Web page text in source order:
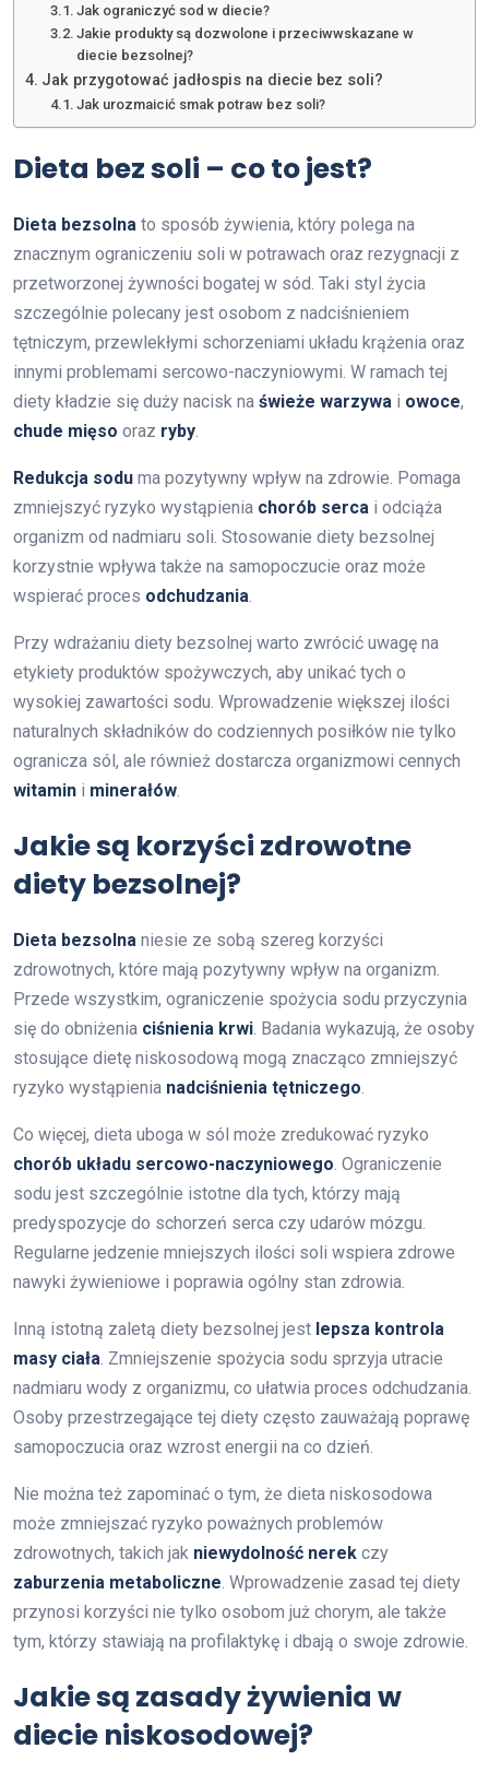
Jak ograniczyć sod w diecie?
Jakie produkty są dozwolone i przeciwwskazane w
diecie bezsolnej?
Jak przygotować jadłospis na diecie bez soli?
Jak urozmaicić smak potraw bez soli?
Dieta bez soli – co to jest?
Dieta bezsolna to sposób żywienia, który polega na
znacznym ograniczeniu soli w potrawach oraz rezygnacji z
przetworzonej żywności bogatej w sód. Taki styl życia
szczególnie polecany jest osobom z nadciśnieniem
tętniczym, przewlekłymi schorzeniami układu krążenia oraz
innymi problemami sercowo-naczyniowymi. W ramach tej
diety kładzie się duży nacisk na świeże warzywa i owoce,
chude mięso oraz ryby.
Redukcja sodu ma pozytywny wpływ na zdrowie. Pomaga
zmniejszyć ryzyko wystąpienia chorób serca i odciąża
organizm od nadmiaru soli. Stosowanie diety bezsolnej
korzystnie wpływa także na samopoczucie oraz może
wspierać proces odchudzania.
Przy wdrażaniu diety bezsolnej warto zwrócić uwagę na
etykiety produktów spożywczych, aby unikać tych o
wysokiej zawartości sodu. Wprowadzenie większej ilości
naturalnych składników do codziennych posiłków nie tylko
ogranicza sól, ale również dostarcza organizmowi cennych
witamin i minerałów.
Jakie są korzyści zdrowotne
diety bezsolnej?
Dieta bezsolna niesie ze sobą szereg korzyści
zdrowotnych, które mają pozytywny wpływ na organizm.
Przede wszystkim, ograniczenie spożycia sodu przyczynia
się do obniżenia ciśnienia krwi. Badania wykazują, że osoby
stosujące dietę niskosodową mogą znacząco zmniejszyć
ryzyko wystąpienia nadciśnienia tętniczego.
Co więcej, dieta uboga w sól może zredukować ryzyko
chorób układu sercowo-naczyniowego. Ograniczenie
sodu jest szczególnie istotne dla tych, którzy mają
predyspozycje do schorzeń serca czy udarów mózgu.
Regularne jedzenie mniejszych ilości soli wspiera zdrowe
nawyki żywieniowe i poprawia ogólny stan zdrowia.
Inną istotną zaletą diety bezsolnej jest lepsza kontrola
masy ciała. Zmniejszenie spożycia sodu sprzyja utracie
nadmiaru wody z organizmu, co ułatwia proces odchudzania.
Osoby przestrzegające tej diety często zauważają poprawę
samopoczucia oraz wzrost energii na co dzień.
Nie można też zapominać o tym, że dieta niskosodowa
może zmniejszać ryzyko poważnych problemów
zdrowotnych, takich jak niewydolność nerek czy
zaburzenia metaboliczne. Wprowadzenie zasad tej diety
przynosi korzyści nie tylko osobom już chorym, ale także
tym, którzy stawiają na profilaktykę i dbają o swoje zdrowie.
Jakie są zasady żywienia w
diecie niskosodowej?